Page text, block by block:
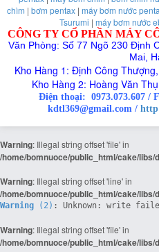
chìm | bơm pentax| máy bơm nước
Tsurumi | máy bơm nước
CÔNG TY CỔ PHẦN MÁY
Văn Phòng: Số 77 Ngõ 230 Định
Mai,
Kho Hàng 1: Định Công
Kho Hàng 2: Hoàng Văn
Điện thoại: 0973.073.607 /
kdtl369@gmail.com /
Warning: Illegal string offset 'file' in
/home/bomnuoce/public_html/cake/libs/
Warning: Illegal string offset 'line' in
/home/bomnuoce/public_html/cake/libs/
Warning (2) : Unknown: write
Warning: Illegal string offset 'file' in
/home/bomnuoce/public_html/cake/libs/